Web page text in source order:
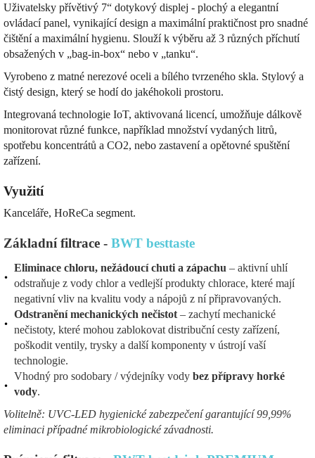
Uživatelsky přívětivý 7“ dotykový displej - plochý a elegantní
ovládací panel, vynikající design a maximální praktičnost pro snadné
čištění a maximální hygienu. Slouží k výběru až 3 různých příchutí
obsažených v „bag-in-box“ nebo v „tanku“.
Vyrobeno z matné nerezové oceli a bílého tvrzeného skla. Stylový a
čistý design, který se hodí do jakéhokoli prostoru.
Integrovaná technologie IoT, aktivovaná licencí, umožňuje dálkově
monitorovat různé funkce, například množství vydaných litrů,
spotřebu koncentrátů a CO2, nebo zastavení a opětovné spuštění
zařízení.
Využití
Kanceláře, HoReCa segment.
Základní filtrace - BWT besttaste
Eliminace chloru, nežádoucí chuti a zápachu – aktivní uhlí
odstraňuje z vody chlor a vedlejší produkty chlorace, které mají
negativní vliv na kvalitu vody a nápojů z ní připravovaných.
Odstranění mechanických nečistot – zachytí mechanické
nečistoty, které mohou zablokovat distribuční cesty zařízení,
poškodit ventily, trysky a další komponenty v ústrojí vaší
technologie.
Vhodný pro sodobary / výdejníky vody bez přípravy horké
vody.
Volitelně: UVC-LED hygienické zabezpečení garantující 99,99%
eliminaci případné mikrobiologické závadnosti.